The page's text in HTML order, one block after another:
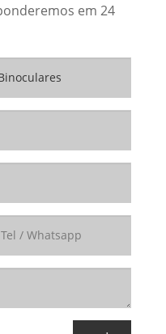
em 24